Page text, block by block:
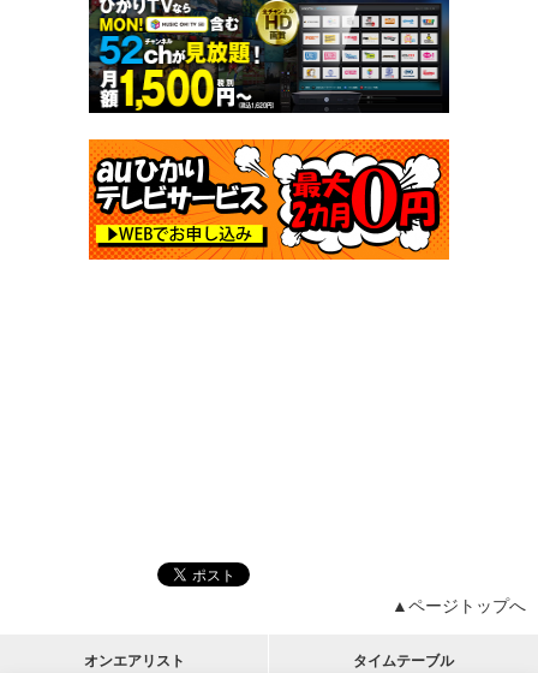
▲ページトップへ
オンエアリスト タイムテーブル